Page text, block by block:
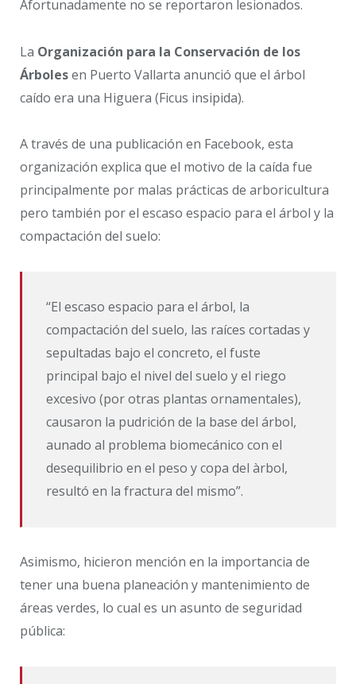
Afortunadamente no se reportaron lesionados.
La Organización para la Conservación de los
Árbolesen Puerto Vallarta anunció que el árbol
caído era una Higuera (Ficus insipida).
A través de una publicación en Facebook, esta
organización explica que el motivo de la caída fue
principalmente por malas prácticas de arboricultura
pero también por el escaso espacio para el árbol y la
compactación del suelo:
“El escaso espacio para el árbol, la
compactación del suelo, las raíces cortadas y
sepultadas bajo el concreto, el fuste
principal bajo el nivel del suelo y el riego
excesivo (por otras plantas ornamentales),
causaron la pudrición de la base del árbol,
aunado al problema biomecánico con el
desequilibrio en el peso y copa del àrbol,
resultó en la fractura del mismo”.
Asimismo, hicieron mención en la importancia de
tener una buena planeación y mantenimiento de
áreas verdes, lo cual es un asunto de seguridad
pública: